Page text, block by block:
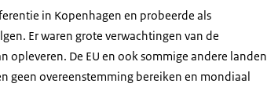
in Kopenhagen en probeerde als
Er waren grote verwachtingen van de
opleveren. De EU en ook sommige andere landen
geen overeenstemming bereiken en mondiaal